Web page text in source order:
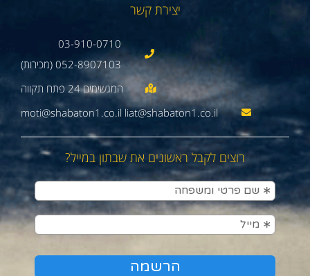
יצירת קשר
03-910-0710
052-8907103 (מכירות)
moti@shabaton1.co.il liat@shabaton1.co.il
רוצים לקבל ראשונים את שבתון במייל?